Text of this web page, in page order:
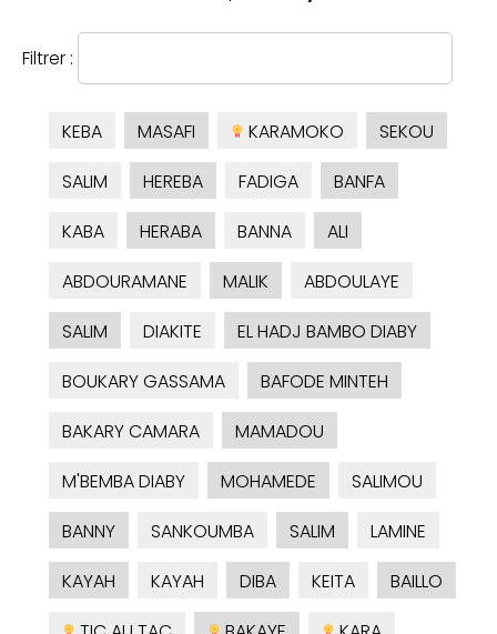
Filtrer :
KEBA MASAFI KARAMOKO
SEKOU
SALIM
HEREBA FADIGA
BANFA
KABA
HERABA BANNA
ALI
ABDOURAMANE
MALIK
ABDOULAYE
SALIM
DIAKITE
EL HADJ BAMBO DIABY
BOUKARY GASSAMA
BAFODE MINTEH
BAKARY CAMARA
MAMADOU
M'BEMBA DIABY
MOHAMEDE
SALIMOU
BANNY
SANKOUMBA SALIM
LAMINE
KAYAH
KAYAH DIBA KEITA
BAILLO